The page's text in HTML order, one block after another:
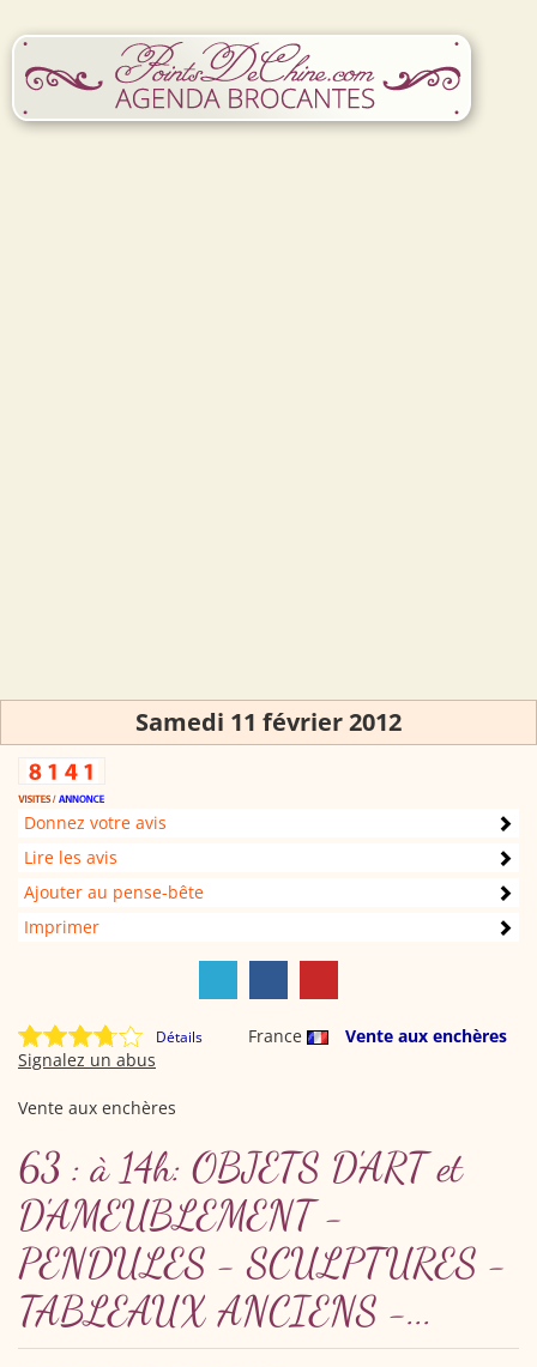
Samedi 11 février 2012
Donnez votre avis
Lire les avis
Ajouter au pense-bête
Imprimer
Détails France
Vente aux enchères
Signalez un abus
Vente aux enchères
63 : à 14h: OBJETS D'ART et
D'AMEUBLEMENT -
PENDULES - SCULPTURES -
TABLEAUX ANCIENS -...